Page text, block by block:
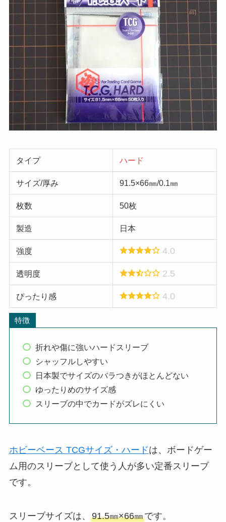
タイプ ハード
サイズ/厚み 91.5×66㎜/0.1㎜
枚数 50枚
製造 日本
強度 4.0
透明度 2.5
ぴったり感 4.0
特徴
折れや傷に強いハードスリーブ
シャッフルしやすい
日本製でサイズのバラつきがほとんどない
ゆったりめのサイズ感
スリーブの中でカードがズレにくい
ホビーベース TCGサイズ・ハードは、ボードゲー
ム用のスリーブとして使う人が多い定番スリーブ
です。
スリーブサイズは、 91.5㎜×66㎜です。